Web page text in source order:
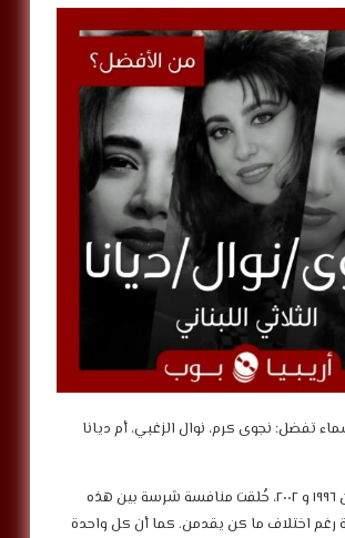
تفضل: نجوى كرم، نوال الزغبي، أم ديانا
في السنوات بين ١٩٩٦ و ٢٠٠٢، خُلقت منافسة شرسة بين هذه
رغم اختلاف ما كن يقدمن. كما أن كل واحدة